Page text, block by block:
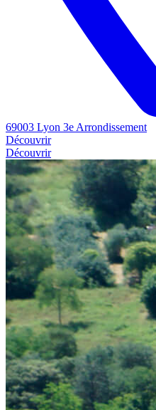
69003 Lyon 3e Arrondissement
Découvrir
Découvrir